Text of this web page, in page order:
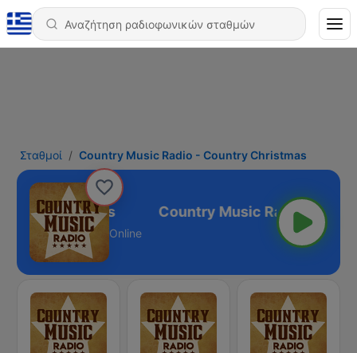
Σταθμοί Country Music Radio - Country Christmas
Christmas
Online